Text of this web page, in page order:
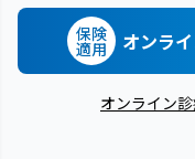
保険
適用 オンラ
オンライン